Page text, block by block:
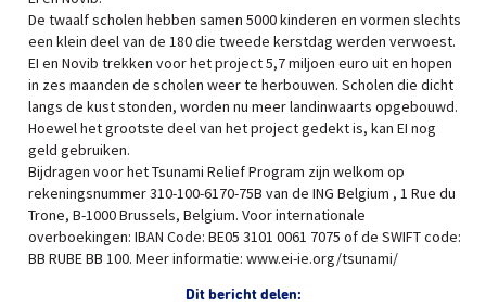
De twaalf scholen hebben samen 5000 kinderen en vormen slechts
een klein deel van de 180 die tweede kerstdag werden verwoest.
EI en Novib trekken voor het project 5,7 miljoen euro uit en hopen
in zes maanden de scholen weer te herbouwen. Scholen die dicht
langs de kust stonden, worden nu meer landinwaarts opgebouwd.
Hoewel het grootste deel van het project gedekt is, kan EI nog
geld gebruiken.
Bijdragen voor het Tsunami Relief Program zijn welkom op
rekeningsnummer 310-100-6170-75B van de ING Belgium , 1 Rue du
Trone, B-1000 Brussels, Belgium. Voor internationale
overboekingen: IBAN Code: BE05 3101 0061 7075 of de SWIFT code:
BB RUBE BB 100. Meer informatie: www.ei-ie.org/tsunami/
Dit bericht delen: